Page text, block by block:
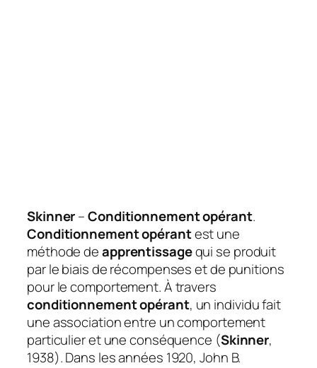
Skinner–Conditionnement opérant.
Conditionnement opérantest une
méthode deapprentissagequi se produit
par le biais de récompenses et de punitions
pour le comportement. À travers
conditionnement opérant, un individu fait
une association entre un comportement
particulier et une conséquence (Skinner,
1938). Dans les années 1920, John B.